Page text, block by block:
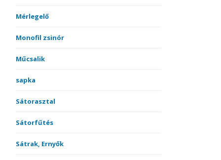
Mérlegelő
Monofil zsinór
Műcsalik
sapka
Sátorasztal
Sátorfűtés
Sátrak, Ernyők